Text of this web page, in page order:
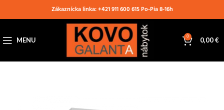
Zákaznícka linka: +421 911 600 615 Po-Pia 8-16h
MENU 0 0,00€